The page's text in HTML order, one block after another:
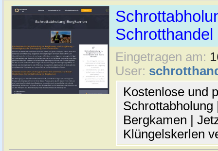
Schrotthandel
Eingetragen am:
User:
Kostenlose und
Bergkamen |
Klüngelskerlen